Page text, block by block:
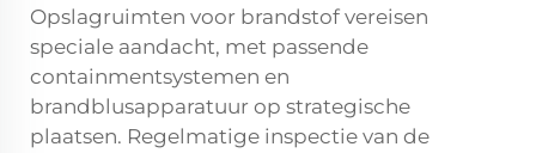
Opslagruimten voor brandstof vereisen
speciale aandacht, met passende
containmentsystemen en
brandblusapparatuur op strategische
plaatsen. Regelmatige inspectie van de